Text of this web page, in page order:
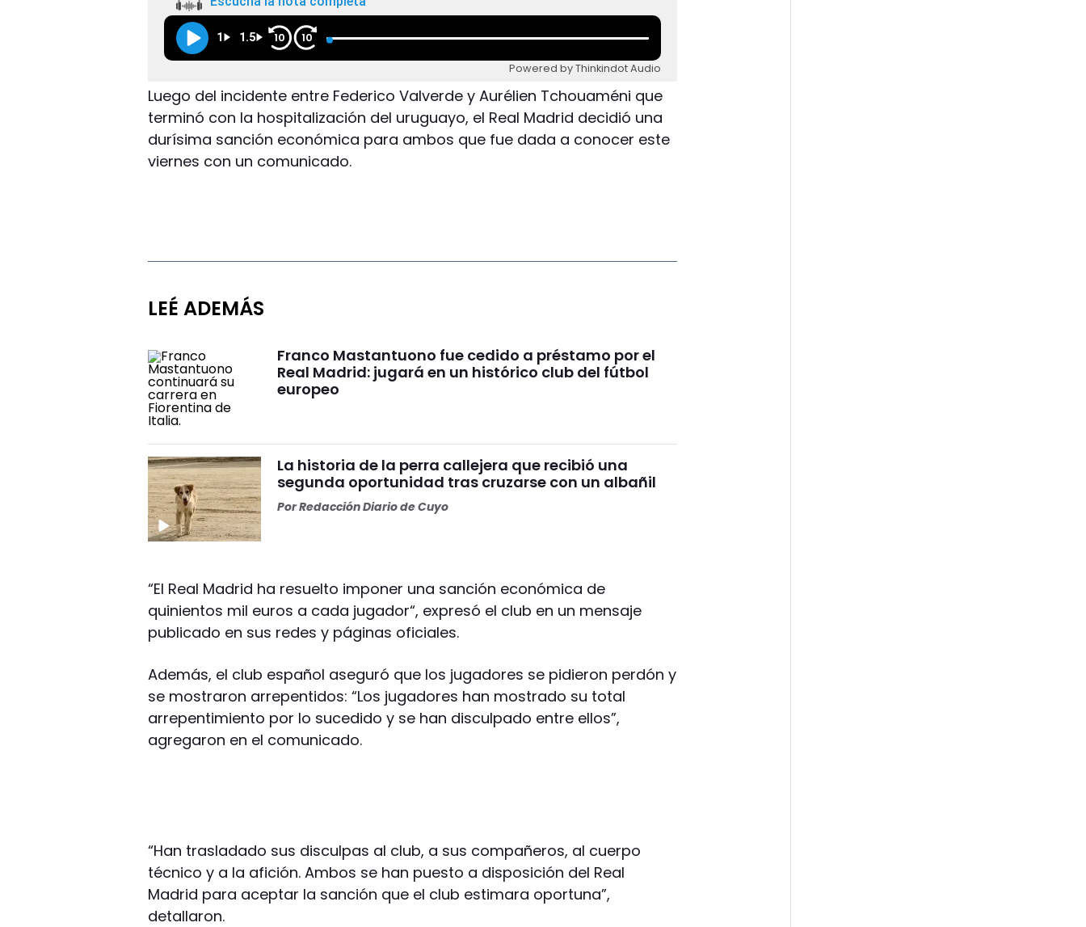
1 1.5 10 10
Powered by Thinkindot Audio
Luego del incidente entre Federico Valverde y Aurélien Tchouaméni que
terminó con la hospitalización del uruguayo, el Real Madrid decidió una
durísima sanción económica para ambos que fue dada a conocer este
viernes con un comunicado.
LEÉ ADEMÁS
Franco Mastantuono fue cedido a préstamo por el
Real Madrid: jugará en un histórico club del fútbol
europeo
La historia de la perra callejera que recibió una
segunda oportunidad tras cruzarse con un albañil
PorRedacción Diario de Cuyo
“El Real Madrid ha resuelto imponer una sanción económica de
quinientos mil euros a cada jugador“, expresó el club en un mensaje
publicado en sus redes y páginas oficiales.
Además, el club español aseguró que los jugadores se pidieron perdón y
se mostraron arrepentidos: “Los jugadores han mostrado su total
arrepentimiento por lo sucedido y se han disculpado entre ellos”,
agregaron en el comunicado.
“Han trasladado sus disculpas al club, a sus compañeros, al cuerpo
técnico y a la afición. Ambos se han puesto a disposición del Real
Madrid para aceptar la sanción que el club estimara oportuna”,
detallaron.